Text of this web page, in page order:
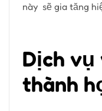
này sẽ gia tăng
Dịch vụ
thành